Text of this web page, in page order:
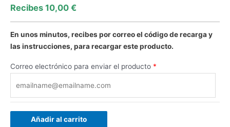
Recibes 10,00 €
En unos minutos, recibes por correo el código de recarga y
las instrucciones, para recargar este producto.
Correo electrónico para enviar el producto *
Añadir al carrito